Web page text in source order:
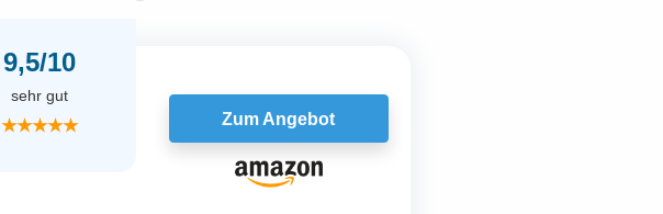
9,5/10
sehr gut
★★★★★ Zum Angebot